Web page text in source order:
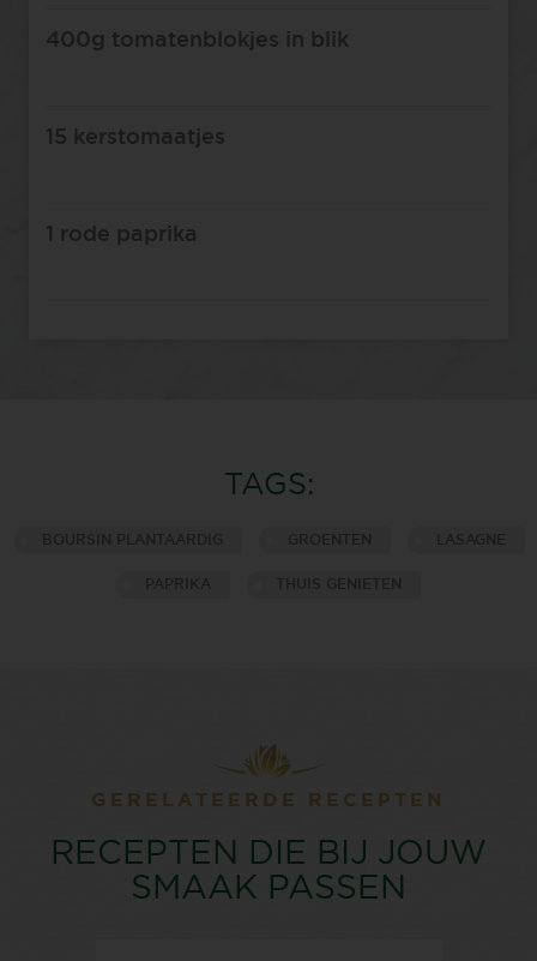
400g tomatenblokjes in blik⁠
15 kerstomaatjes⁠
1 rode paprika⁠
TAGS:
BOURSIN PLANTAARDIG GROENTEN LASAGNE
PAPRIKA THUIS GENIETEN
GERELATEERDE RECEPTEN
RECEPTEN DIE BIJ JOUW
SMAAK PASSEN